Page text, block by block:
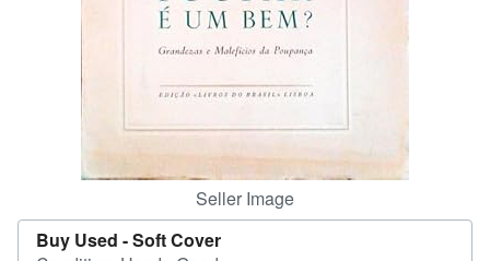
Seller Image
Buy Used -Soft Cover